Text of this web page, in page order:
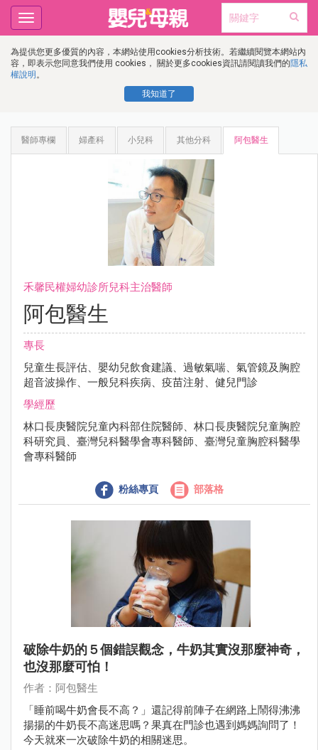
為提供您更多優質的內容，本網站使用cookies分析技術。若繼續閱覽本網站內
容，即表示您同意我們使用 cookies， 關於更多cookies資訊請閱讀我們的隱私
權說明 。
我知道了
Toggle
navigation
醫師專欄 婦產科 小兒科 其他分科 阿包醫生
禾馨民權婦幼診所兒科主治醫師
阿包醫生
專長
兒童生長評估、嬰幼兒飲食建議、過敏氣喘、氣管鏡及胸腔
超音波操作、一般兒科疾病、疫苗注射、健兒門診
學經歷
林口長庚醫院兒童內科部住院醫師、林口長庚醫院兒童胸腔
科研究員、臺灣兒科醫學會專科醫師、臺灣兒童胸腔科醫學
會專科醫師
粉絲專頁 部落格
破除牛奶的５個錯誤觀念，牛奶其實沒那麼神奇，
也沒那麼可怕！
作者：阿包醫生
「睡前喝牛奶會長不高？」還記得前陣子在網路上鬧得沸沸
揚揚的牛奶長不高迷思嗎？果真在門診也遇到媽媽詢問了！
今天就來一次破除牛奶的相關迷思。